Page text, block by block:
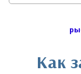
Как